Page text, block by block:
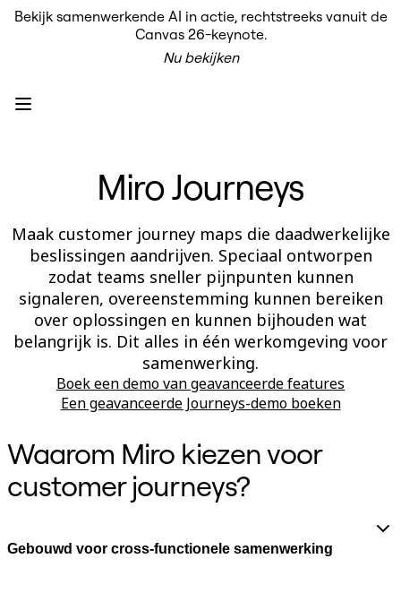
Product
Intelligent Canvas™
Koppelingen
MCP-server
AI Playbooks ontdekken
Blueprints
Integraties
Beveiliging
Enterprise Guard
Developer Platform
Apps downloaden
Indelingen
Whiteboard
Diagrammen
Kanban
Tijdlijnen
Talktrack
Documenten
Slides
Toepassing
Uitgelicht
Algemeen
Bekijk samenwerkende AI in actie, rechtstreeks vanuit de
Canvas 26-keynote.
Nu bekijken
Miro Journeys
Maak customer journey maps die daadwerkelijke
beslissingen aandrijven. Speciaal ontworpen
zodat teams sneller pijnpunten kunnen
signaleren, overeenstemming kunnen bereiken
over oplossingen en kunnen bijhouden wat
belangrijk is. Dit alles in één werkomgeving voor
samenwerking.
Boek een demo van geavanceerde features
Een geavanceerde Journeys-demo boeken
Waarom Miro kiezen voor
customer journeys?
Gebouwd voor cross-functionele samenwerking